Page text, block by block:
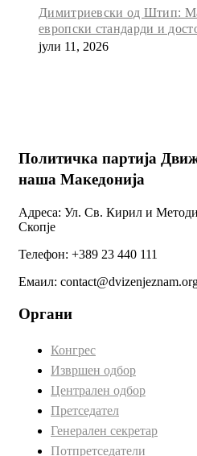
Димитриевски од Штип:
европски стандарди и
јули 11, 2026
Политичка партија
наша Македонија
Адреса: Ул. Св. Кирил и
Скопје
Телефон: +389 23 440 111
Емаил:
Органи
Конгрес
Извршен одбор
Централен одбор
Претседател
Генерален секретар
Потпретседатели